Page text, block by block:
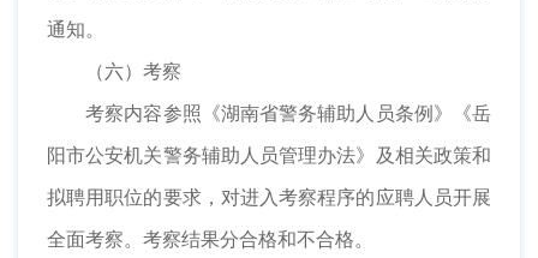
通知。
（六）考察
考察内容参照《湖南省警务辅助人员条例》《岳
阳市公安机关警务辅助人员管理办法》及相关政策和
拟聘用职位的要求，对进入考察程序的应聘人员开展
全面考察。考察结果分合格和不合格。